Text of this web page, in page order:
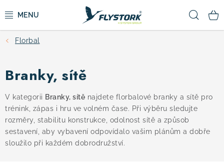
na
CYKLISTIKA
ZIMNÍ SPORTY
KOLOBĚŽKY
OBLEČENÍ A BOTY
Florbal
Branky, sítě
V kategorii Branky, sítě najdete florbalové branky a sítě pro
trénink, zápas i hru ve volném čase. Při výběru sledujte
rozměry, stabilitu konstrukce, odolnost sítě a způsob
sestavení, aby vybavení odpovídalo vašim plánům a dobře
sloužilo při každém dobrodružství.